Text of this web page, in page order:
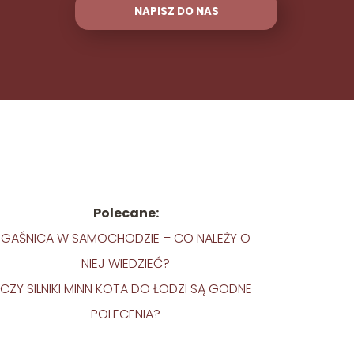
NAPISZ DO NAS
Polecane:
GAŚNICA W SAMOCHODZIE – CO NALEŻY O
NIEJ WIEDZIEĆ?
CZY SILNIKI MINN KOTA DO ŁODZI SĄ GODNE
POLECENIA?